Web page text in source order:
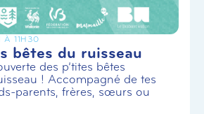
À 11H30
bêtes du ruisseau
des p’tites bêtes
! Accompagné de tes
parents, frères, sœurs ou